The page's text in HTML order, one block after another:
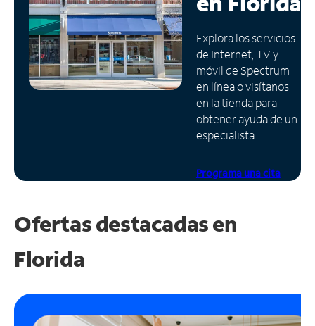
Administrar
cuenta
Encuentra
una
tienda
Explora los servicios
de Internet, TV y
móvil de Spectrum
en línea o visítanos
en la tienda para
obtener ayuda de un
especialista.
Programa una cita
Ofertas destacadas en
Florida